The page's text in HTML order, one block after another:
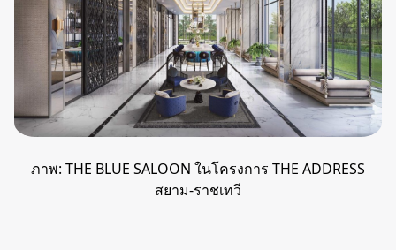
ภาพ: THE BLUE SALOON ในโครงการ THE ADDRESS
สยาม-ราชเทวี